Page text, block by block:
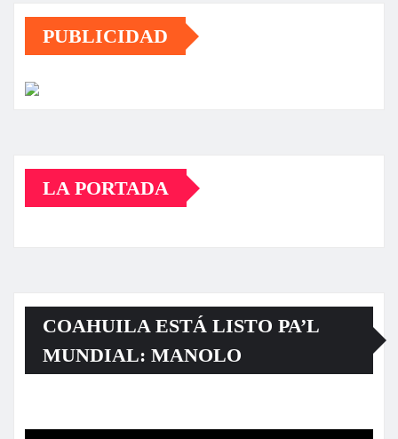
PUBLICIDAD
LA PORTADA
COAHUILA ESTÁ LISTO PA’L
MUNDIAL: MANOLO